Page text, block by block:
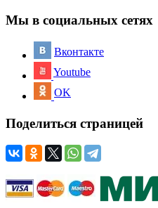
Мы в социальных сетях
Вконтакте
Youtube
OK
Поделиться страницей